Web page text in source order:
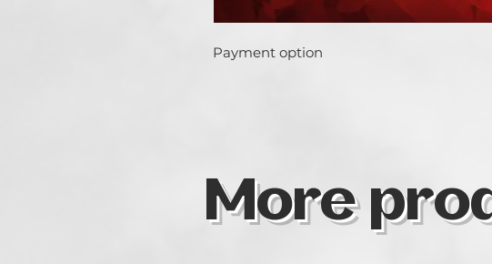
Payment option
More